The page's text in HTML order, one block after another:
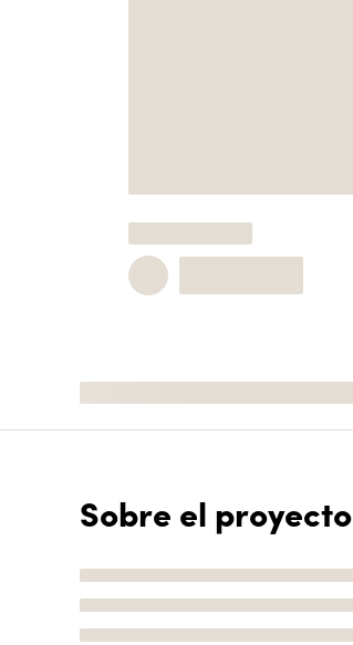
Sobre el proyecto